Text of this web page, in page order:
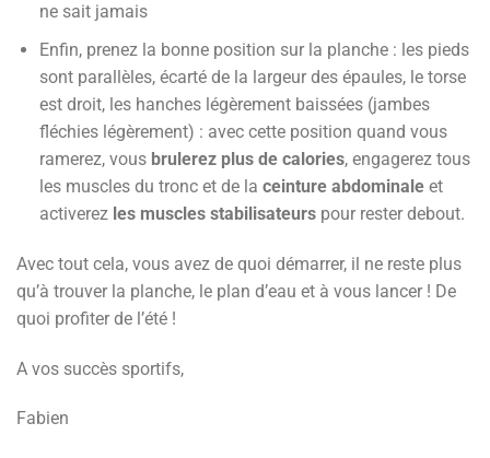
ne sait jamais
Enfin, prenez la bonne position sur la planche : les pieds
sont parallèles, écarté de la largeur des épaules, le torse
est droit, les hanches légèrement baissées (jambes
fléchies légèrement) : avec cette position quand vous
ramerez, vous brulerez plus de calories, engagerez tous
les muscles du tronc et de la ceinture abdominaleet
activerez les muscles stabilisateurspour rester debout.
Avec tout cela, vous avez de quoi démarrer, il ne reste plus
qu’à trouver la planche, le plan d’eau et à vous lancer ! De
quoi profiter de l’été !
A vos succès sportifs,
Fabien